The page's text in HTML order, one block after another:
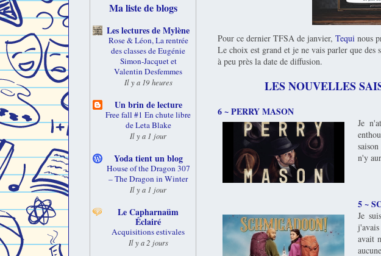
Pour ce dernier TFSA de janvier,Tequi nous
Le choix est grand et je ne vais parler que
à peu près la date de diffusion.
LES NOUVELLES
6 ~ PERRY MASON
Je
n'y
5 ~
Je
avait
Ma liste de blogs
Les lectures de Mylène
Rose & Léon, La rentrée
des classes de Eugénie
Simon-Jacquet et
Valentin Desfemmes
Il y a 19 heures
Un brin de lecture
Free fall #1 En chute libre
de Leta Blake
Il y a 1 jour
Yoda tient un blog
House of the Dragon 307
– The Dragon in Winter
Il y a 1 jour
Le Capharnaüm
Éclairé
Acquisitions estivales
Il y a 2 jours